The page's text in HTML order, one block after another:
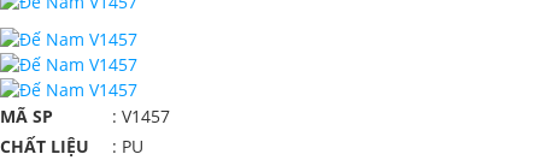
MÃ SP
: V1457
CHẤT LIỆU
: PU